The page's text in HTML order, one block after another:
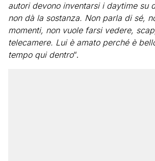
autori devono inventarsi i daytime su
non dà la sostanza. Non parla di sé,
momenti, non vuole farsi vedere,
telecamere. Lui è amato perché è
tempo qui dentro“.